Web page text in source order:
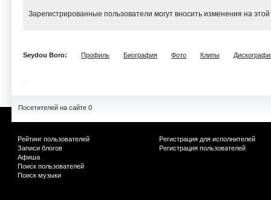
Зарегистрированные пользователи могут вносить изменения на
Seydou Boro: Профиль Биография Фото Клипы
Посетителей на сайте 0
Рейтинг пользователей
Записи блогов
Афиша
Поиск пользователей
Поиск музыки
Регистрация для исполнителей
Регистрация пользователей